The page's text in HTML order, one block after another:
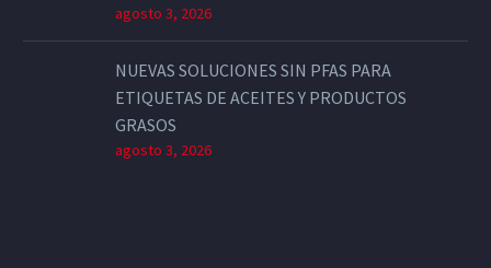
agosto 3, 2026
NUEVAS SOLUCIONES SIN PFAS PARA
ETIQUETAS DE ACEITES Y PRODUCTOS
GRASOS
agosto 3, 2026